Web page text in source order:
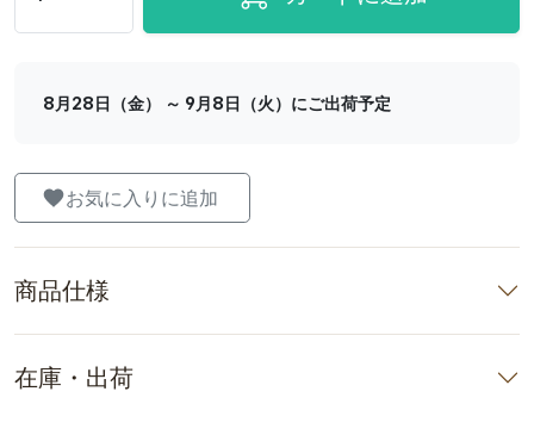
8月28日（金） ～ 9月8日（火）にご出荷予定
お気に入りに追加
商品仕様
在庫・出荷